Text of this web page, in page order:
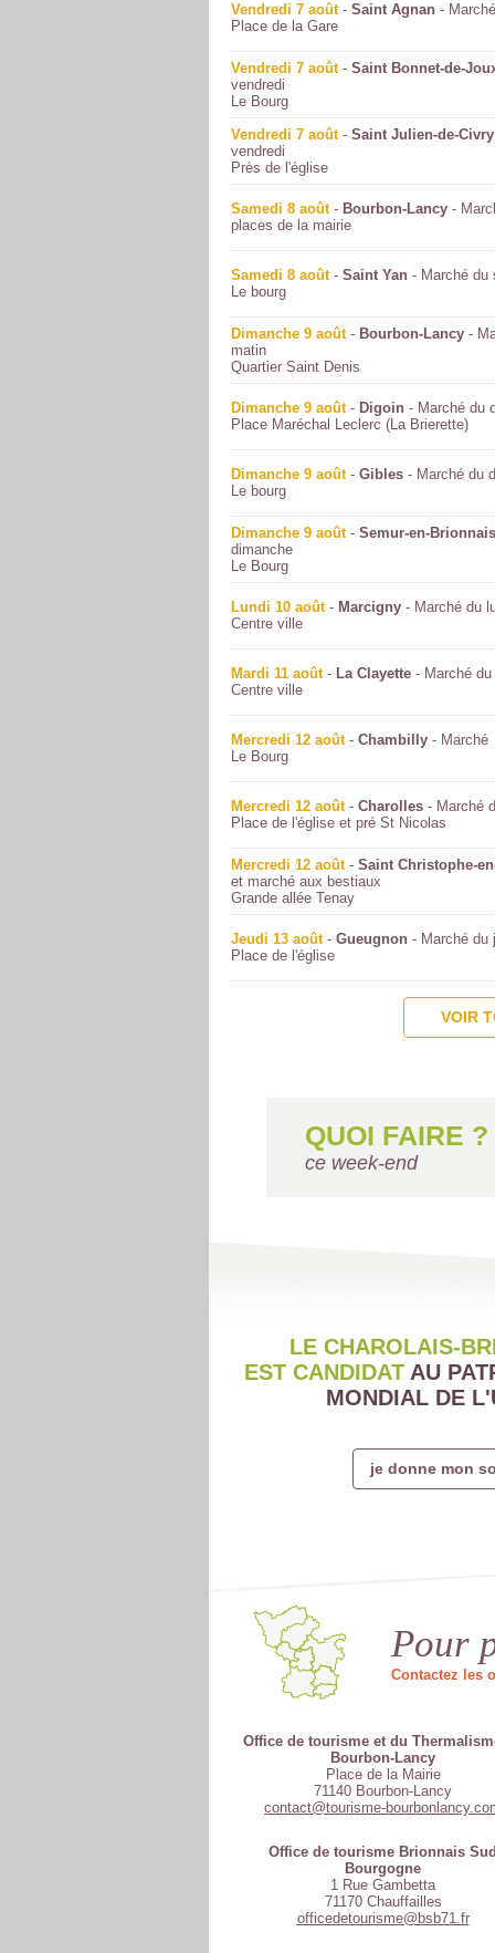
Vendredi 7 août- Saint Agnan -
Place de la Gare
Vendredi 7 août- Saint Bonnet-de-
vendredi
Le Bourg
Vendredi 7 août- Saint Julien-de-Civry
vendredi
Près de l'église
Samedi 8 août- Bourbon-Lancy -
places de la mairie
Samedi 8 août- Saint Yan - Marché du
Le bourg
Dimanche 9 août- Bourbon-Lancy -
matin
Quartier Saint Denis
Dimanche 9 août- Digoin - Marché du
Place Maréchal Leclerc (La Brierette)
Dimanche 9 août- Gibles - Marché du
Le bourg
Dimanche 9 août- Semur-en-Brionnais
dimanche
Le Bourg
Lundi 10 août- Marcigny - Marché du
Centre ville
Mardi 11 août- La Clayette - Marché du
Centre ville
Mercredi 12 août- Chambilly - Marché
Le Bourg
Mercredi 12 août- Charolles - Marché
Place de l'église et pré St Nicolas
Mercredi 12 août- Saint Christophe-
et marché aux bestiaux
Grande allée Tenay
Jeudi 13 août- Gueugnon - Marché du
Place de l'église
VOIR
QUOI FAIRE ?
ce week-end
LE CHAROLAIS-
EST CANDIDAT AU
MONDIAL DE
je donne mon
Pour
Contactez les
Office de tourisme et du
Bourbon-Lancy
Place de la Mairie
71140 Bourbon-Lancy
contact@tourisme-
Office de tourisme Brionnais
Bourgogne
1 Rue Gambetta
71170 Chauffailles
officedetourisme@bsb71.fr